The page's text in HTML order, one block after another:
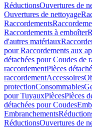
RéductionsOuvertures de
Ouvertures de nettoyage
Raccordements
Raccordements à emboîter
d'autres matériaux
pour Raccordements aux
détachées pour Coudes de
raccordementPièces
raccordementAccessoires
protectionConsommables
pour TuyauxPiècesPièces
détachées pour Coudes
Embranchements
RéductionsOuvertures de